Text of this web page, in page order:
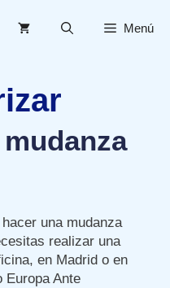
Menú
una mudanza
realizar una
en Madrid o en
Europa Ante